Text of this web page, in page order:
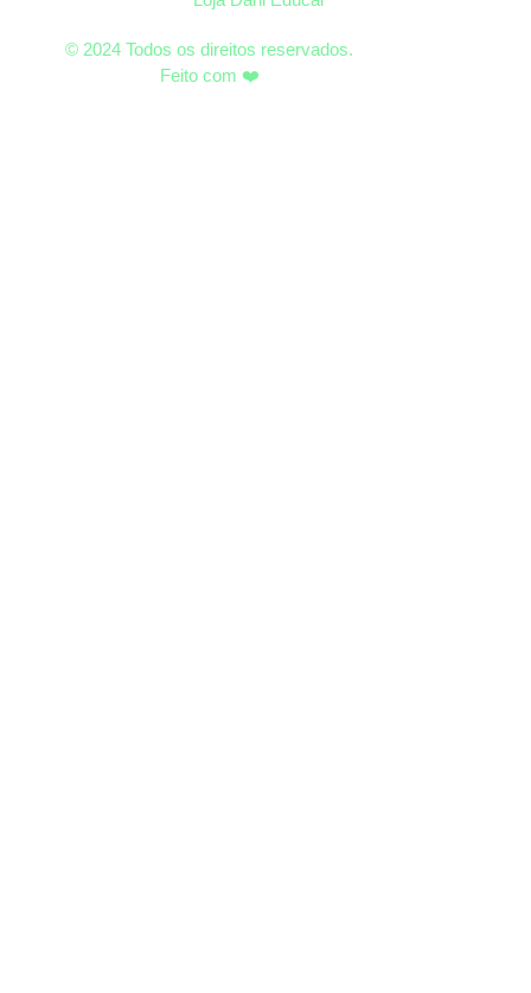
© 2024 Todos os direitos reservados.
Feito com ❤️